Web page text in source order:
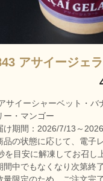
アサイージェ
サイーシャーベット・バ
ー・マンゴー
け期間：2026/7/13～
品の状態に応じて、電子
を目安に解凍してお召し
間中でもなくなり次第終